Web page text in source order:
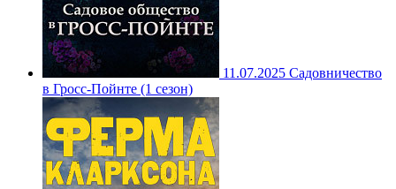
11.07.2025 Садовничество
в Гросс-Пойнте (1 сезон)